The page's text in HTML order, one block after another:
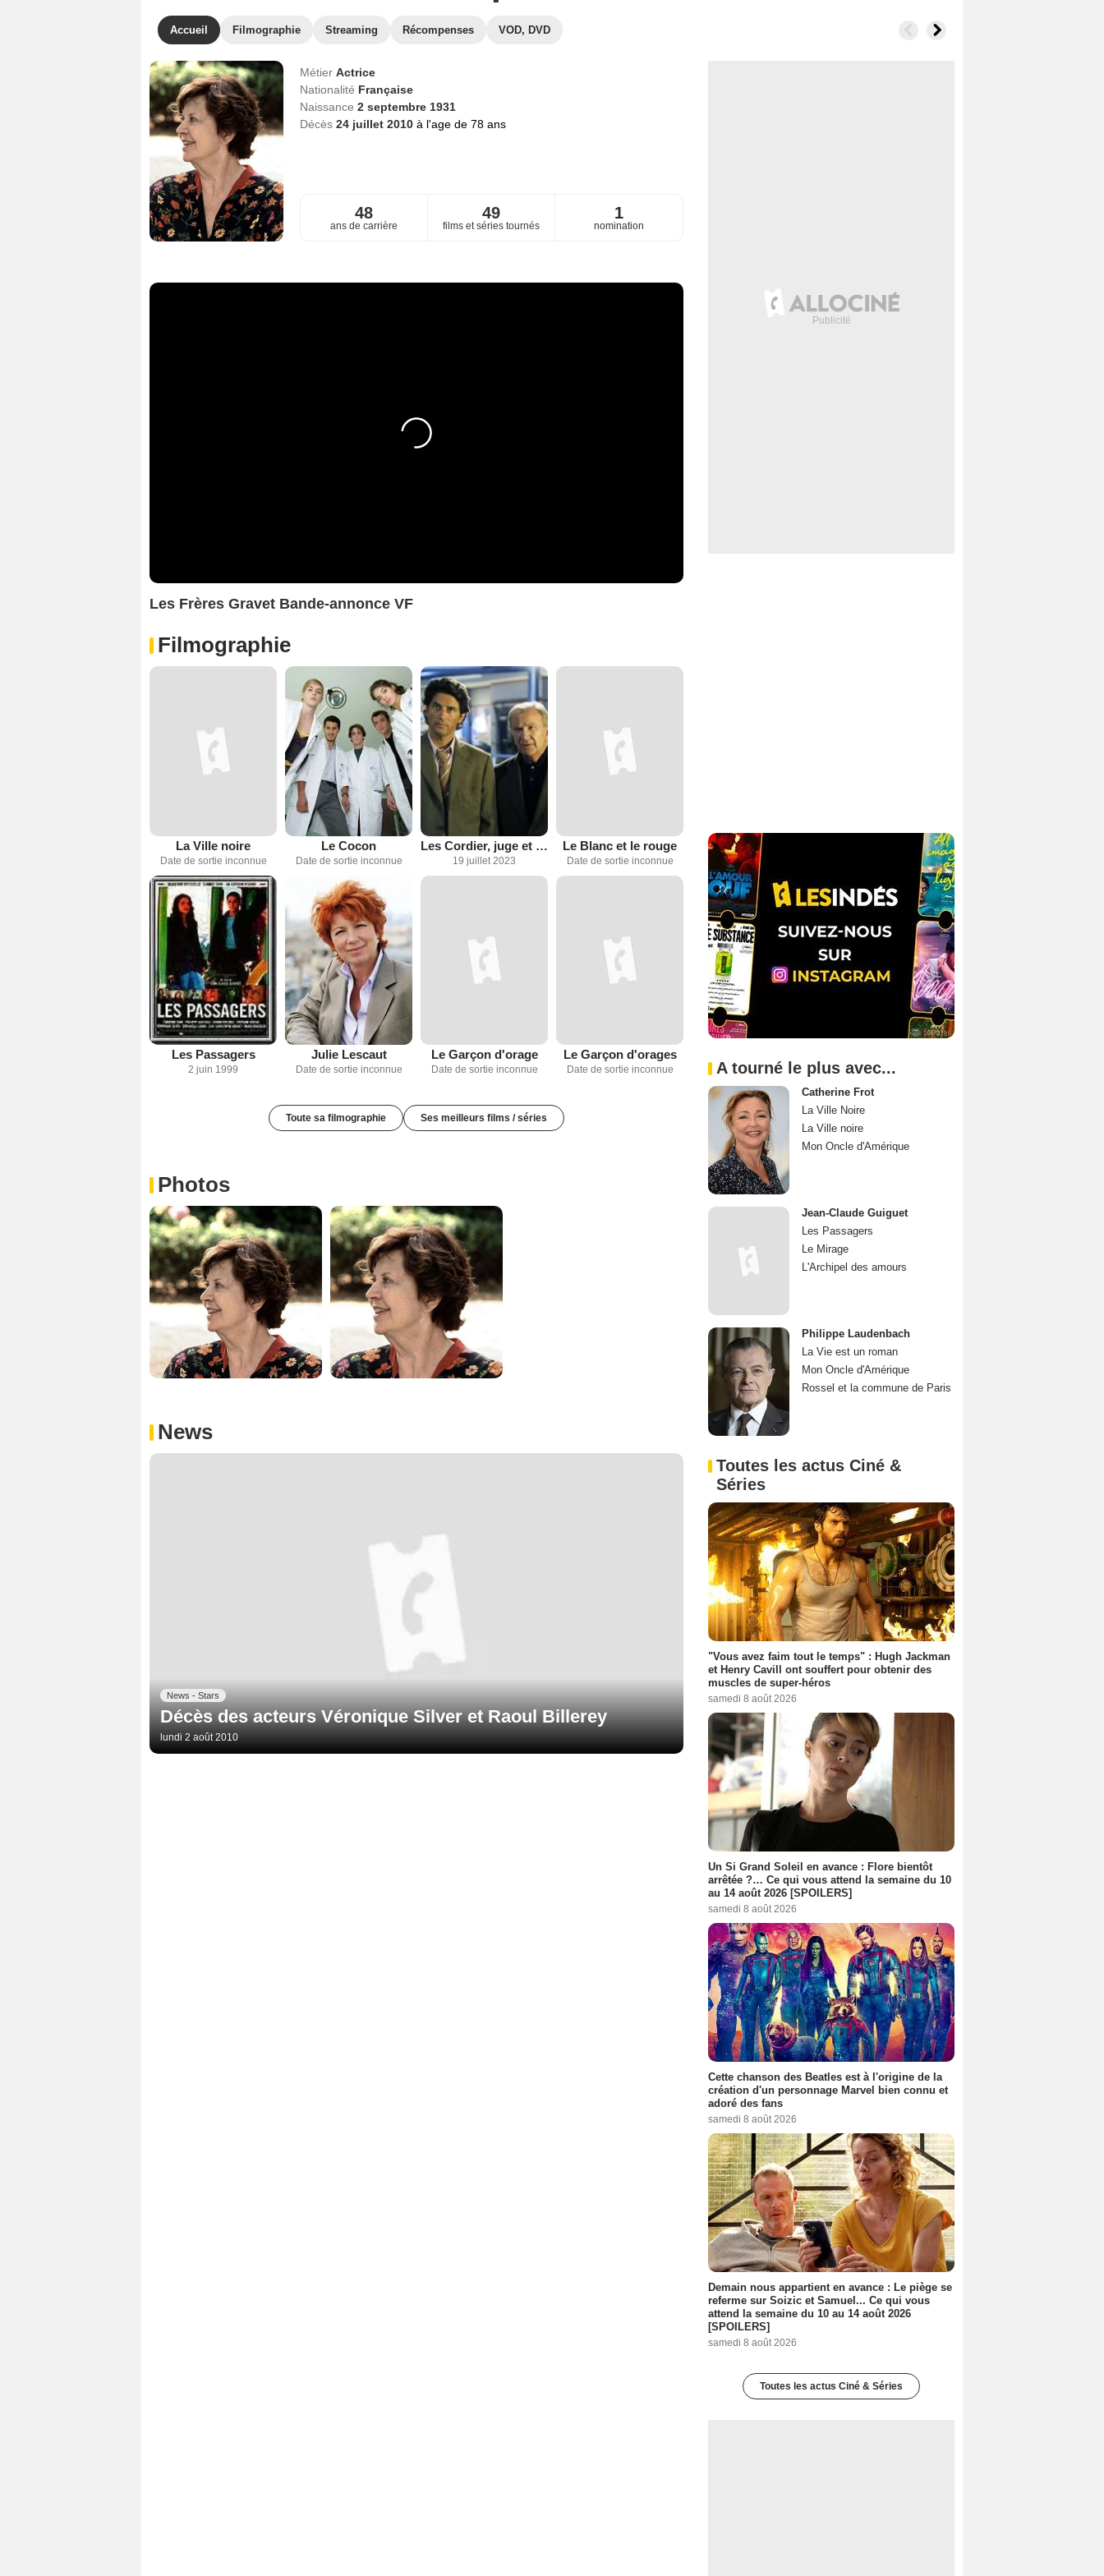
Accueil Filmographie Streaming Récompenses VOD, DVD
Métier Actrice
Nationalité Française
Naissance 2 septembre 1931
Décès 24 juillet 2010 à l'age de 78 ans
48
ans de carrière
49
films et séries tournés
1
nomination
Les Frères Gravet Bande-annonce VF
Filmographie
La Ville noire
Date de sortie inconnue
Le Cocon
Date de sortie inconnue
Les Cordier, juge et flic
19 juillet 2023
Le Blanc et le rouge
Date de sortie inconnue
Les Passagers
2 juin 1999
Julie Lescaut
Date de sortie inconnue
Le Garçon d'orage
Date de sortie inconnue
Le Garçon d'orages
Date de sortie inconnue
Toute sa filmographie Ses meilleurs films / séries
Photos
News
News - Stars
Décès des acteurs Véronique Silver et Raoul Billerey
lundi 2 août 2010
A tourné le plus avec...
Catherine Frot
La Ville Noire
La Ville noire
Mon Oncle d'Amérique
Jean-Claude Guiguet
Les Passagers
Le Mirage
L'Archipel des amours
Philippe Laudenbach
La Vie est un roman
Mon Oncle d'Amérique
Rossel et la commune de Paris
Toutes les actus Ciné &
Séries
"Vous avez faim tout le temps" : Hugh Jackman
et Henry Cavill ont souffert pour obtenir des
muscles de super-héros
samedi 8 août 2026
Un Si Grand Soleil en avance : Flore bientôt
arrêtée ?… Ce qui vous attend la semaine du 10
au 14 août 2026 [SPOILERS]
samedi 8 août 2026
Cette chanson des Beatles est à l'origine de la
création d'un personnage Marvel bien connu et
adoré des fans
samedi 8 août 2026
Demain nous appartient en avance : Le piège se
referme sur Soizic et Samuel... Ce qui vous
attend la semaine du 10 au 14 août 2026
[SPOILERS]
samedi 8 août 2026
Toutes les actus Ciné & Séries